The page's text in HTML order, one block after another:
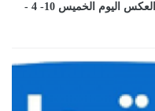
مواعيد قطارات "القاهرة - الإسكندرية" والعكس اليوم الخميس 10- 4 -